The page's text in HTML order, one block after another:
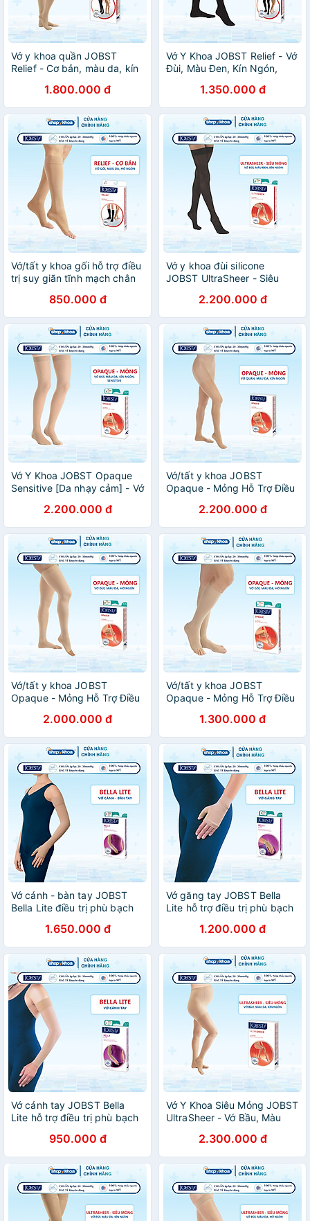
Vớ y khoa quần JOBST
Relief - Cơ bản, màu da, kín
tĩnh mạch chân (tất y khoa)
1.800.000 đ
Vớ Y Khoa JOBST Relief - Vớ
Đùi, Màu Đen, Kín Ngón,
30mmHg, 2 Chiếc (Tất Y
Khoa)
1.350.000 đ
Vớ/tất y khoa gối hỗ trợ điều
trị suy giãn tĩnh mạch chân
20-30mmHg850.000 đ
Vớ y khoa đùi silicone
JOBST UltraSheer - Siêu
20-30mmHg, giãn tĩnh mạch
chân (Tất y khoa)
2.200.000 đ
Vớ Y Khoa JOBST Opaque
Sensitive [Da nhạy cảm] - Vớ
Lực 20-30mmHg, 2 chiếc
(Tất Y Khoa)
2.200.000 đ
Vớ/tất y khoa JOBST
Opaque - Mỏng Hỗ Trợ Điều
30 mmHg (vớ quần, màu da,
kín ngón)
2.200.000 đ
Vớ/tất y khoa JOBST
Opaque - Mỏng Hỗ Trợ Điều
30 mmHg (vớ đùi)
2.000.000 đ
Vớ/tất y khoa JOBST
Opaque - Mỏng Hỗ Trợ Điều
30 mmHg (vớ gối)
1.300.000 đ
Vớ cánh - bàn tay JOBST
Bella Lite điều trị phù bạch
1.650.000 đ
Vớ găng tay JOBST Bella
Lite hỗ trợ điều trị phù bạch
1.200.000 đ
Vớ cánh tay JOBST Bella
Lite hỗ trợ điều trị phù bạch
950.000 đ
Vớ Y Khoa Siêu Mỏng JOBST
UltraSheer - Vớ Bầu, Màu
30mmHg (Tất Y Khoa)
2.300.000 đ